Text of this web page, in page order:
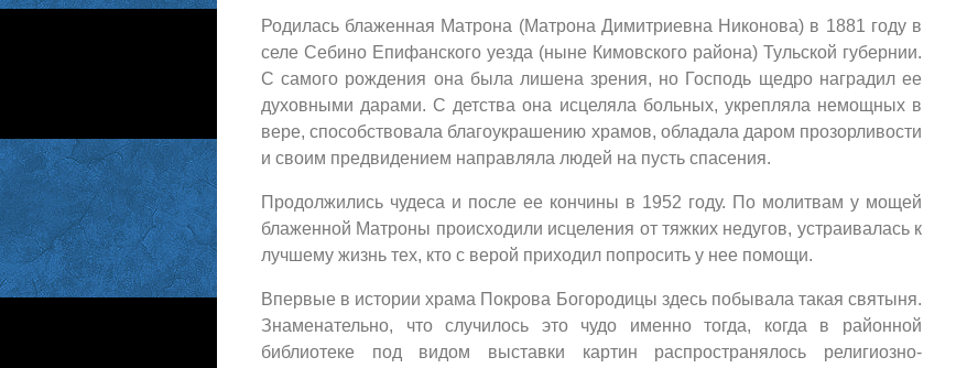
Родилась блаженная Матрона (Матрона Димитриевна Никонова) в 1881 году в
селе Себино Епифанского уезда (ныне Кимовского района) Тульской губернии.
С самого рождения она была лишена зрения, но Господь щедро наградил ее
духовными дарами. С детства она исцеляла больных, укрепляла немощных в
вере, способствовала благоукрашению храмов, обладала даром прозорливости
и своим предвидением направляла людей на пусть спасения.
Продолжились чудеса и после ее кончины в 1952 году. По молитвам у мощей
блаженной Матроны происходили исцеления от тяжких недугов, устраивалась к
лучшему жизнь тех, кто с верой приходил попросить у нее помощи.
Впервые в истории храма Покрова Богородицы здесь побывала такая святыня.
Знаменательно, что случилось это чудо именно тогда, когда в районной
библиотеке под видом выставки картин распространялось религиозно-